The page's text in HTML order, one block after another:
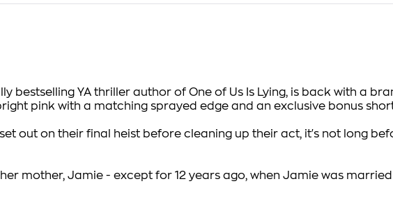
bestselling YA thriller author of One of Us Is Lying, is back with a
pink with a matching sprayed edge and an exclusive bonus
out on their final heist before cleaning up their act, it's not long
her mother, Jamie - except for 12 years ago, when Jamie was